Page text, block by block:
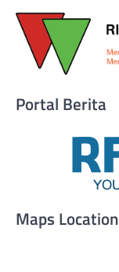
Portal Berita
Maps Location